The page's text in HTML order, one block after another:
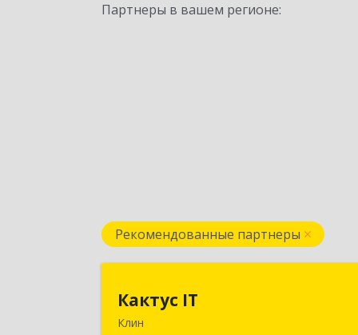
Партнеры в вашем регионе:
Рекомендованные партнеры
Кактус IT
Клин